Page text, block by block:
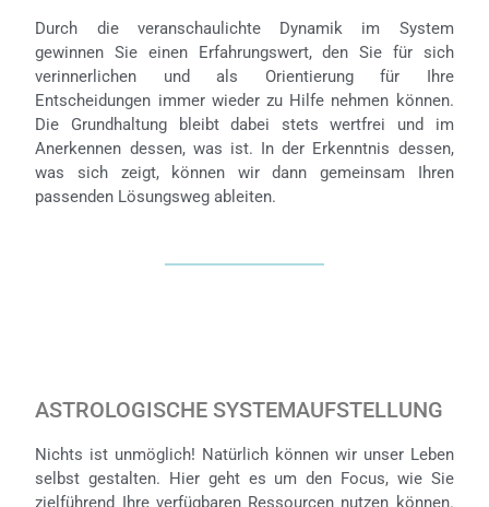
Durch die veranschaulichte Dynamik im System
gewinnen Sie einen Erfahrungswert, den Sie für sich
verinnerlichen und als Orientierung für Ihre
Entscheidungen immer wieder zu Hilfe nehmen können.
Die Grundhaltung bleibt dabei stets wertfrei und im
Anerkennen dessen, was ist. In der Erkenntnis dessen,
was sich zeigt, können wir dann gemeinsam Ihren
passenden Lösungsweg ableiten.
ASTROLOGISCHE SYSTEMAUFSTELLUNG
Nichts ist unmöglich! Natürlich können wir unser Leben
selbst gestalten. Hier geht es um den Focus, wie Sie
zielführend Ihre verfügbaren Ressourcen nutzen können.